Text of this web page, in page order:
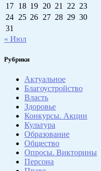
17 18 19 20 21 22 23
24 25 26 27 28 29 30
31
« Июл
Рубрики
Актуальное
Благоустройство
Власть
Здоровье
Конкурсы. Акции
Культура
Образование
Общество
Опросы. Викторины
Персона